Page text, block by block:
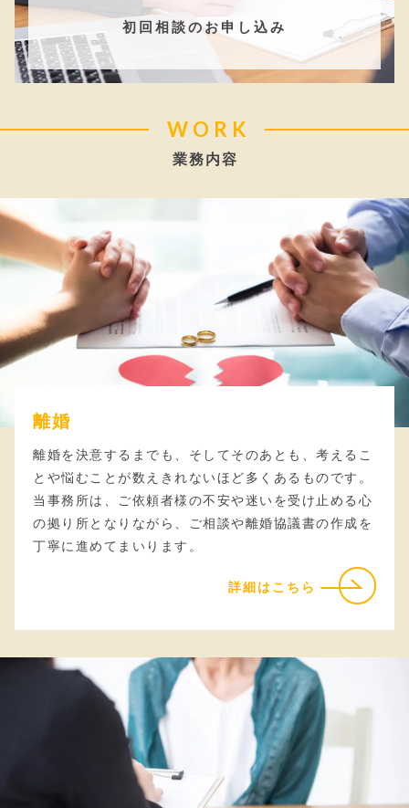
初回相談のお申し込み
WORK
業務内容
離婚
離婚を決意するまでも、そしてそのあとも、考えるこ
とや悩むことが数えきれないほど多くあるものです。
当事務所は、ご依頼者様の不安や迷いを受け止める心
の拠り所となりながら、ご相談や離婚協議書の作成を
丁寧に進めてまいります。
詳細はこちら